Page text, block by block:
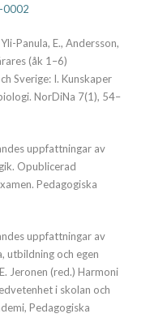
0002
Panula, E., Andersson,
(åk 1–6)
Sverige: I. Kunskaper
NorDiNa 7(1), 54–
uppfattningar av
Opublicerad
Pedagogiska
uppfattningar av
utbildning och egen
Jeronen (red.) Harmoni
i skolan och
Pedagogiska